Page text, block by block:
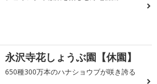
永沢寺花しょうぶ園【休園】
650種300万本のハナショウブが咲き誇る